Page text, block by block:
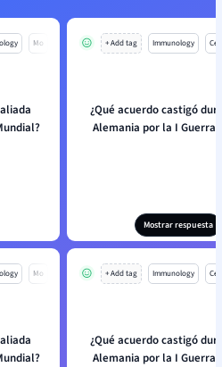
Mo + Add tag Immunology
¿Qué acuerdo castigó
Alemania por la I Guerra
Mostrar respuesta
Mo + Add tag Immunology
¿Qué acuerdo castigó
Alemania por la I Guerra